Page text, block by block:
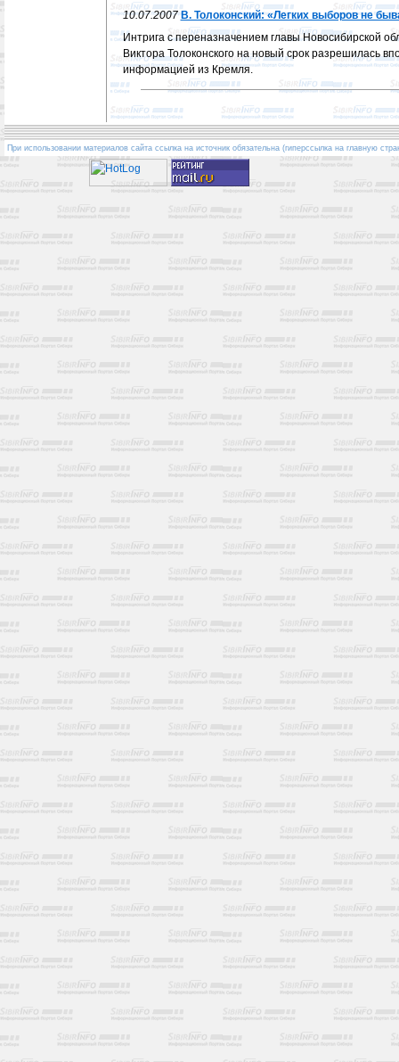
10.07.2007 В. Толоконский: «Легких выборов не
Интрига с переназначением главы Новосибирской
Виктора Толоконского на новый срок разрешилась
информацией из Кремля.
При использовании материалов сайта ссылка на источник обязательна (гиперссылка на главную